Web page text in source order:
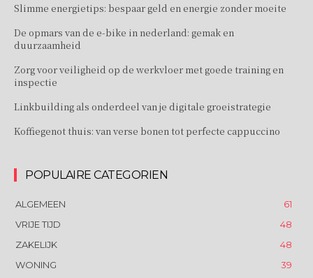
Slimme energietips: bespaar geld en energie zonder moeite
De opmars van de e-bike in nederland: gemak en
duurzaamheid
Zorg voor veiligheid op de werkvloer met goede training en
inspectie
Linkbuilding als onderdeel van je digitale groeistrategie
Koffiegenot thuis: van verse bonen tot perfecte cappuccino
POPULAIRE CATEGORIEN
ALGEMEEN
61
VRIJE TIJD
48
ZAKELIJK
48
WONING
39